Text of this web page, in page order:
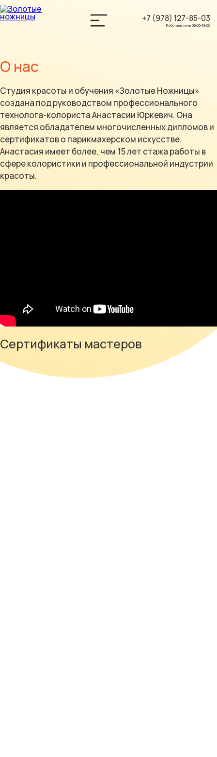
+7 (978) 127-85-03
Работаем: пн-пт 09:00-18:00
ПРИЧЕСКИ И УКЛАДКИ
ПАРИКМАХЕР-УНИВЕРСАЛ
СПА-ПРОЦЕДУРЫ
КОЛОРИСТИКА ДЛЯ
ПАРИКМАХЕРОВ
САМ СЕБЕ ВИЗАЖИСТ
О нас
Студия красоты и обучения «Золотые Ножницы»
создана под руководством профессионального
технолога-колориста Анастасии Юркевич. Она
является обладателем многочисленных дипломов и
сертификатов о парикмахерском искусстве.
Анастасия имеет более, чем 15 лет стажа работы в
сфере колористики и профессиональной индустрии
красоты.
Сертификаты мастеров